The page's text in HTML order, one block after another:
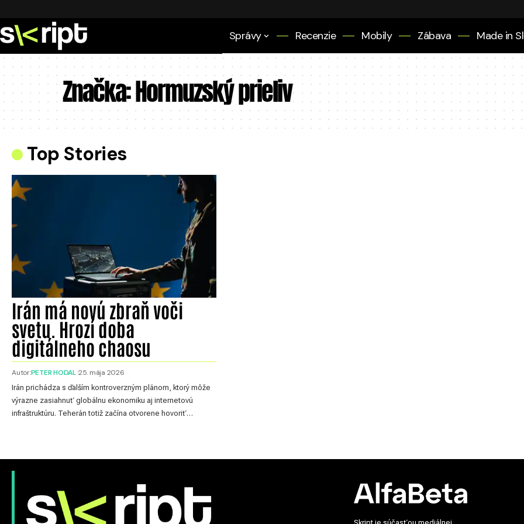
Správy Recenzie Mobily Zábava Made in
Značka:Hormuzský prieliv
Top Stories
Irán má novú zbraň voči
svetu. Hrozí doba
digitálneho chaosu
Autor:PETER HODAL 25. mája 2026
Irán prichádza s ďalším kontroverzným plánom, ktorý môže
výrazne zasiahnuť globálnu ekonomiku aj internetovú
infraštruktúru. Teherán totiž začína otvorene hovoriť…